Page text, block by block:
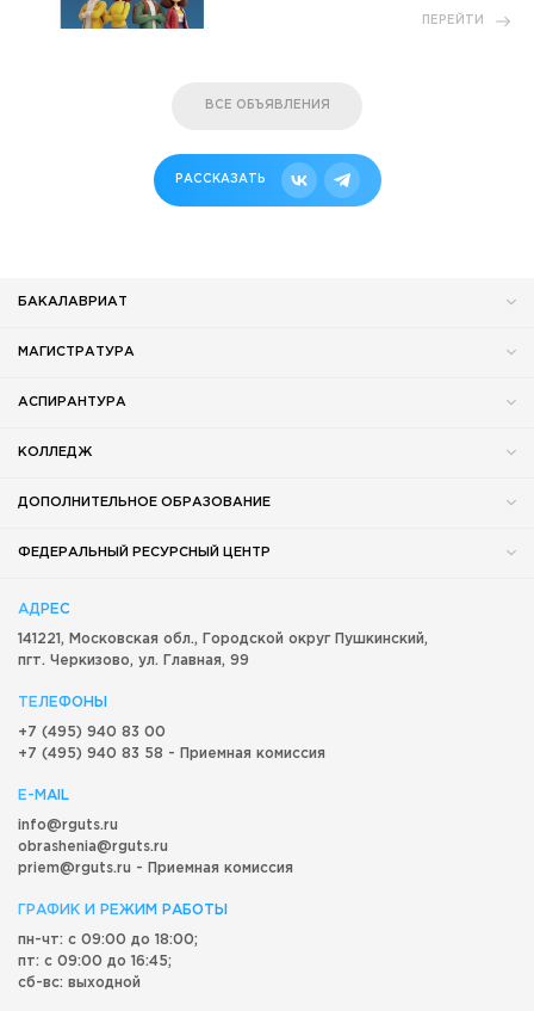
ПЕРЕЙТИ
ВСЕ ОБЪЯВЛЕНИЯ
РАССКАЗАТЬ
БАКАЛАВРИАТ
МАГИСТРАТУРА
АСПИРАНТУРА
КОЛЛЕДЖ
ДОПОЛНИТЕЛЬНОЕ ОБРАЗОВАНИЕ
ФЕДЕРАЛЬНЫЙ РЕСУРСНЫЙ ЦЕНТР
АДРЕС
141221, Московская обл., Городской округ Пушкинский,
пгт. Черкизово, ул. Главная, 99
ТЕЛЕФОНЫ
+7 (495) 940 83 00
+7 (495) 940 83 58 - Приемная комиссия
E-MAIL
info@rguts.ru
obrashenia@rguts.ru
priem@rguts.ru - Приемная комиссия
ГРАФИК И РЕЖИМ РАБОТЫ
пн-чт: с 09:00 до 18:00;
пт: с 09:00 до 16:45;
сб-вс: выходной